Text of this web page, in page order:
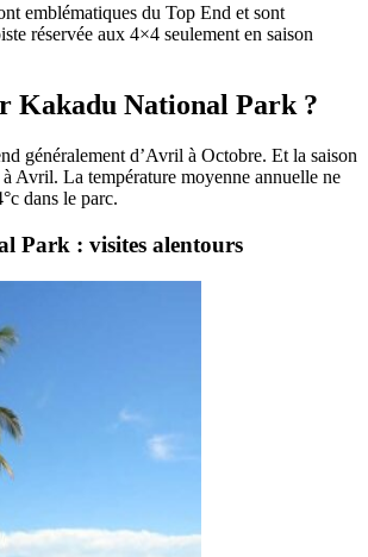
emblématiques du Top End et sont
réservée aux 4×4 seulement en saison
Kakadu National Park ?
généralement d’Avril à Octobre. Et la saison
Avril. La température moyenne annuelle ne
dans le parc.
Park : visites alentours